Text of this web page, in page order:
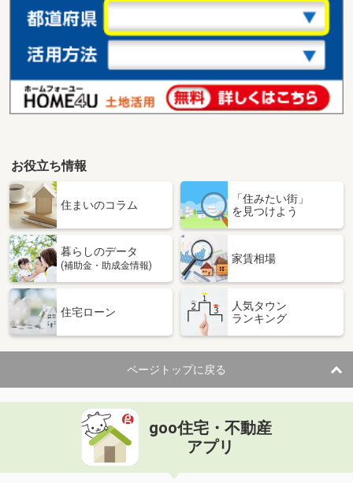
お役立ち情報
住まいのコラム
「住みたい街」
を見つけよう
暮らしのデータ
(補助金・助成金情報)
家賃相場
住宅ローン
人気タウン
ランキング
ページトップに戻る
goo住宅・不動産
アプリ